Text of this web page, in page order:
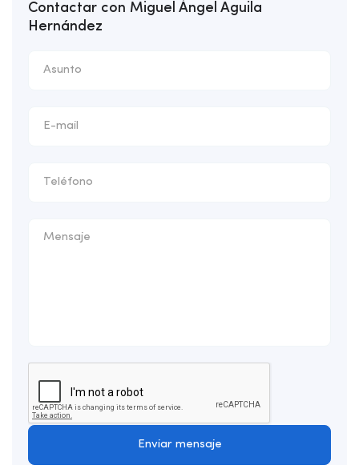
Contactar con Miguel Ángel Aguila
Hernández
Enviar mensaje